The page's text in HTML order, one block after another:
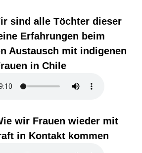
sind alle Töchter dieser
Erfahrungen beim
Austausch mit indigenen
in Chile
wir Frauen wieder mit
in Kontakt kommen